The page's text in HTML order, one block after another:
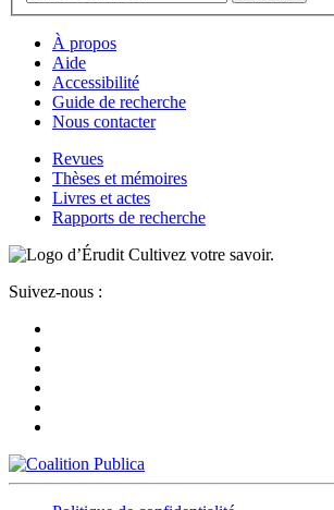
À propos
Aide
Accessibilité
Guide de recherche
Nous contacter
Revues
Thèses et mémoires
Livres et actes
Rapports de recherche
Cultivez votre savoir.
Suivez-nous :